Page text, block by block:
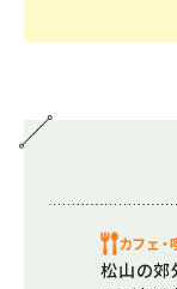
カフェ・
松山の郊